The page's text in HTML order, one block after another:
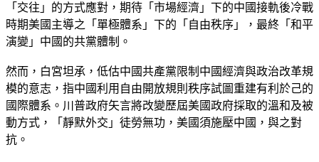
「交往」的方式應對，期待「市場經濟」下的中國接軌後冷戰
時期美國主導之「單極體系」下的「自由秩序」，最終「和平
演變」中國的共黨體制。
然而，白宮坦承，低估中國共產黨限制中國經濟與政治改革規
模的意志，指中國利用自由開放規則秩序試圖重建有利於己的
國際體系。川普政府矢言將改變歷屆美國政府採取的溫和及被
動方式，「靜默外交」徒勞無功，美國須施壓中國，與之對
抗。